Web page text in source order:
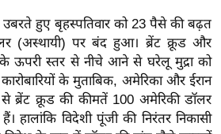
हुए बृहस्पतिवार को 23 पैसे की बढ़त
(अस्थायी) पर बंद हुआ। ब्रेंट क्रूड और
ऊपरी स्तर से नीचे आने से घरेलू मुद्रा को
कारोबारियों के मुताबिक, अमेरिका और ईरान
ब्रेंट क्रूड की कीमतें 100 अमेरिकी डॉलर
हालांकि विदेशी पूंजी की निरंतर निकासी